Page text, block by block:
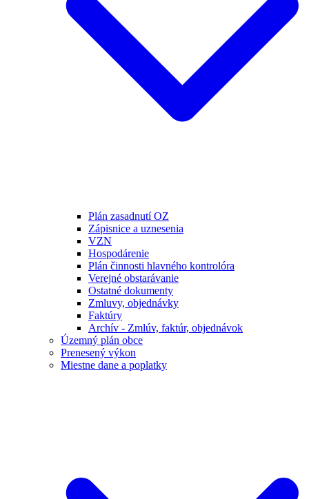
Plán zasadnutí OZ
Zápisnice a uznesenia
VZN
Hospodárenie
Plán činnosti hlavného kontrolóra
Verejné obstarávanie
Ostatné dokumenty
Zmluvy, objednávky
Faktúry
Archív - Zmlúv, faktúr, objednávok
Územný plán obce
Prenesený výkon
Miestne dane a poplatky